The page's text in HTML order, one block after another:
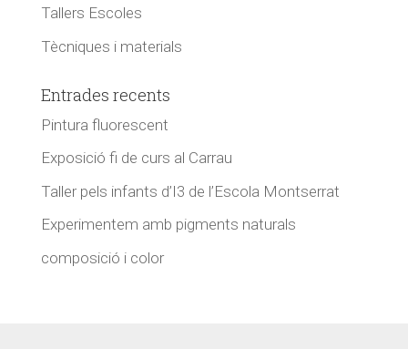
Tallers Escoles
Tècniques i materials
Entrades recents
Pintura fluorescent
Exposició fi de curs al Carrau
Taller pels infants d’I3 de l’Escola Montserrat
Experimentem amb pigments naturals
composició i color